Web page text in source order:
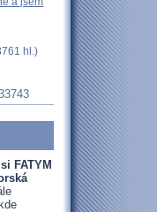
hl.)
FATYM